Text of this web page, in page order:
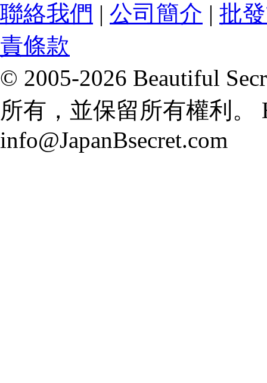
聯絡我們 | 公司簡介 | 批
責條款
© 2005-2026 Beautiful
所有，並保留所有權利。
info@JapanBsecret.com